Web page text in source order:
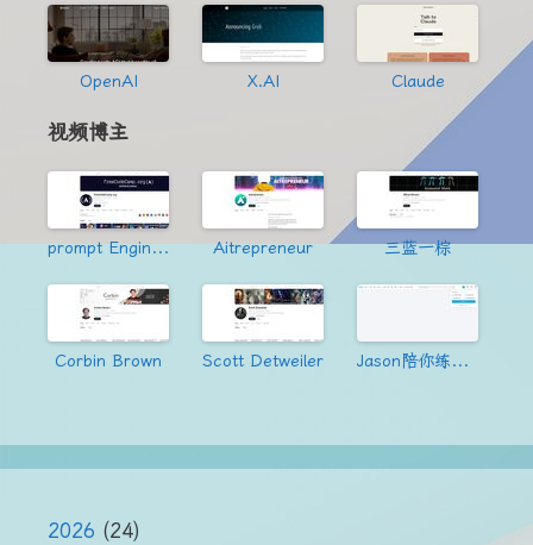
OpenAI X.AI Claude
视频博主
prompt Engineering Aitrepreneur 三蓝一棕
Corbin Brown Scott Detweiler Jason陪你练绝技
2026 (24)